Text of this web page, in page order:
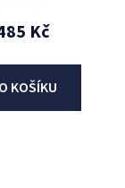
Kč
KOŠÍKU